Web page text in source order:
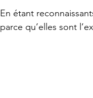
En étant
parce qu’elles sont